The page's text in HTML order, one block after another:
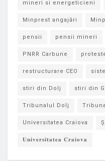
mineri si energeticieni
Minprest angajări
pensii pensii mineri
PNRR Carbune
restructurare CEO
stiri din Dolj stiri din
Tribunalul Dolj
Universitatea Craiova
𝐔𝐧𝐢𝐯𝐞𝐫𝐬𝐢𝐭𝐚𝐭𝐞𝐚 𝐂𝐫𝐚𝐢𝐨𝐯𝐚